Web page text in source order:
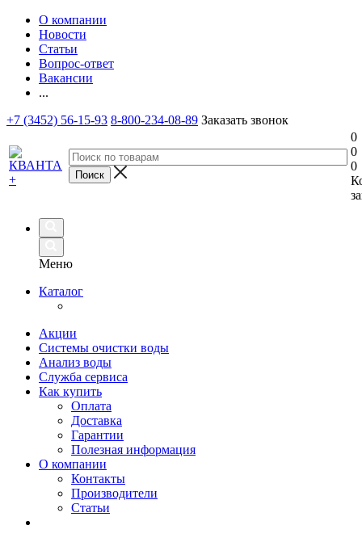
О компании
Новости
Статьи
Вопрос-ответ
Вакансии
...
+7 (3452) 56-15-93 8-800-234-08-89 Заказать звонок
0
0
0
Меню
Каталог
Акции
Системы очистки воды
Анализ воды
Служба сервиса
Как купить
Оплата
Доставка
Гарантии
Полезная информация
О компании
Контакты
Производители
Статьи